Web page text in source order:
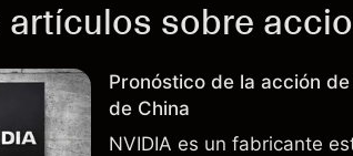
artículos sobre
Pronóstico de la acción
de China
NVIDIA es un fabricante